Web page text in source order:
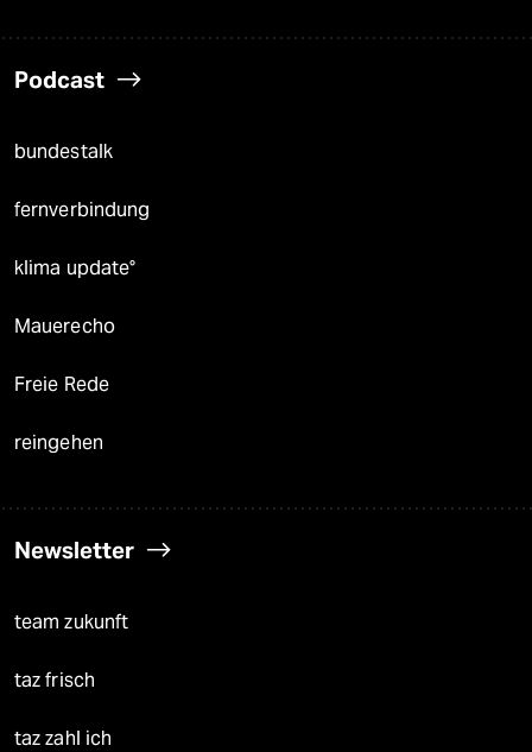
Podcast
bundestalk
fernverbindung
klima update°
Mauerecho
Freie Rede
reingehen
Newsletter
team zukunft
taz frisch
taz zahl ich